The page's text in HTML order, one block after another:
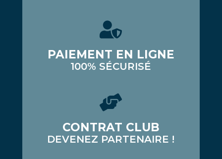
PAIEMENT EN LIGNE
100% SÉCURISÉ
CONTRAT CLUB
DEVENEZ PARTENAIRE !